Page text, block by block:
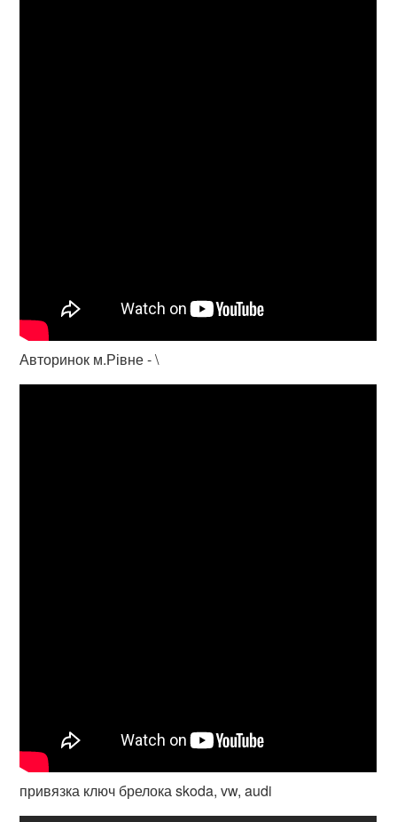
Авторинок м.Рівне - \
привязка ключ брелока skoda, vw, audi